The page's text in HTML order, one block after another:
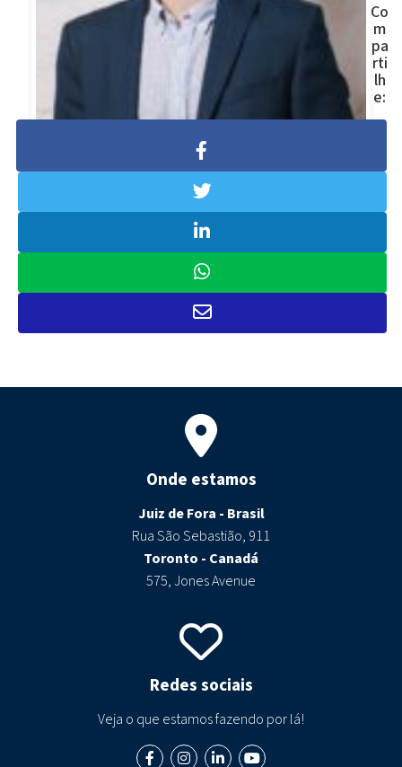
Rodolpho Nicolay
Economista, planejador e consultor
financeiro (CNPI) na Crescento, onde
auxilia pessoas físicas a tomarem
decisões estratégicas com base em
tendências e indicadores financeiros.
LinkedIn:
Co
m
pa
rti
lh
e:
Onde estamos
Juiz de Fora - Brasil
Rua São Sebastião, 911
Toronto - Canadá
575, Jones Avenue
Redes sociais
Veja o que estamos fazendo por lá!